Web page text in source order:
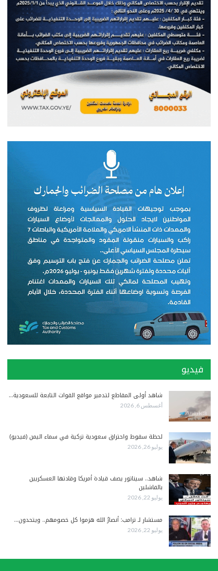
فيديو
شاهد أولى المقاطع لتدمير مواقع القوات التابعة للسعودية…
أغسطس 6, 2026
لحظة سقوط واحتراق سعودية تركية في سماء اليمن (فيديو)
يوليو 26, 2026
شاهد.. سيناتور يصف قيادة أمريكا وقادتها العسكريين
بالفاشلين
يوليو 22, 2026
مستشار لـ ترامب: أنصارُ الله هزموا كل خصومهم.. ويتحدون…
يوليو 22, 2026